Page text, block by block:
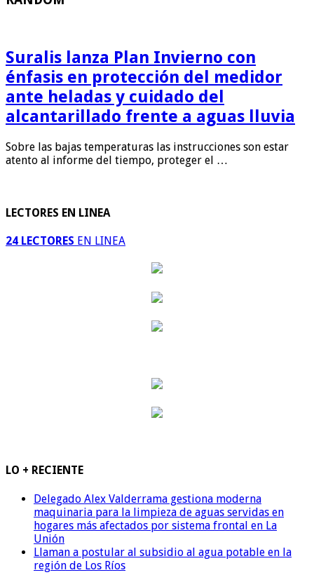
Suralis lanza Plan Invierno con
énfasis en protección del medidor
ante heladas y cuidado del
alcantarillado frente a aguas lluvia
Sobre las bajas temperaturas las instrucciones son estar
atento al informe del tiempo, proteger el …
LECTORES EN LINEA
24 LECTORES EN LINEA
LO + RECIENTE
Delegado Alex Valderrama gestiona moderna
maquinaria para la limpieza de aguas servidas en
hogares más afectados por sistema frontal en La
Unión
Llaman a postular al subsidio al agua potable en la
región de Los Ríos